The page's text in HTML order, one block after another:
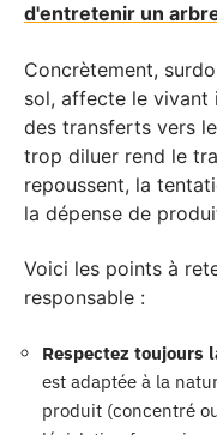
d'entretenir un
Concrètement,
sol, affecte le vivant
des transferts vers
trop diluer rend le
repoussent, la
la dépense de
Voici les points à
responsable :
Respectez toujours
est adaptée à la
produit (concentré